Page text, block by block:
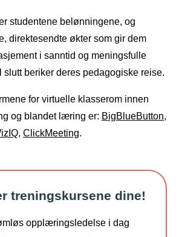
studentene belønningene, og
direktesendte økter som gir dem
i sanntid og meningsfulle
slutt beriker deres pedagogiske reise.
for virtuelle klasserom innen
og blandet læring er: BigBlueButton,
, ClickMeeting.
treningskursene dine!
opplæringsledelse i dag